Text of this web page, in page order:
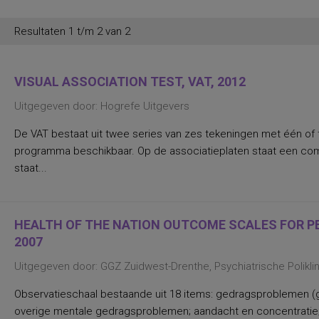
persoonlijkheidseigenschappen en
vaardigheden
posttraumatische stressstoornis
psychopathologie en
regelvaardigheid
rekenen, deelvaardigheden van
sociaal-emotioneel functioneren en
betrokkenheid bij school
spannings- en vermijdingsaspecten van
werkwoorden
symptomen van gedragsstoornissen
ADHD, ODD en CD
taalvaardigheid, receptief
Nederlands leesvaardigheid, Nederlands
woordenschat, Engels leesvaardigheid,
Engels woordenschat, Rekenen/Wiskunde
Resultaten 1 t/m 2 van 2
VISUAL ASSOCIATION TEST, VAT, 2012
Uitgegeven door: Hogrefe Uitgevers
De VAT bestaat uit twee series van zes tekeningen met één
programma beschikbaar. Op de associatieplaten staat een
staat...
HEALTH OF THE NATION OUTCOME SCALES FOR
2007
Uitgegeven door: GGZ Zuidwest-Drenthe, Psychiatrische
Observatieschaal bestaande uit 18 items:
overige mentale gedragsproblemen; aandacht en